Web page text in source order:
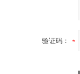
验证码：